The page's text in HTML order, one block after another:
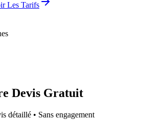
Les Tarifs
Devis Gratuit
détaillé • Sans engagement